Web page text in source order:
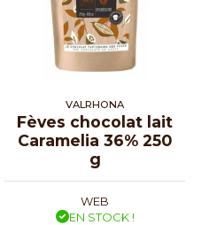
VALRHONA
Fèves chocolat lait
Caramelia 36% 250
g
WEB
EN STOCK !